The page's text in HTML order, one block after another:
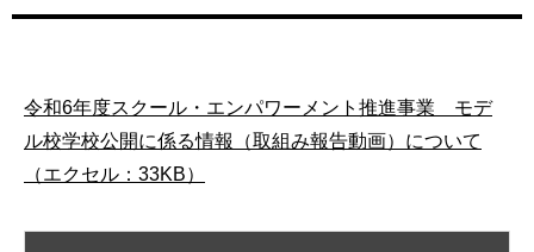
令和6年度スクール・エンパワーメント推進事業 モデ
ル校学校公開に係る情報（取組み報告動画）について
（エクセル：33KB）